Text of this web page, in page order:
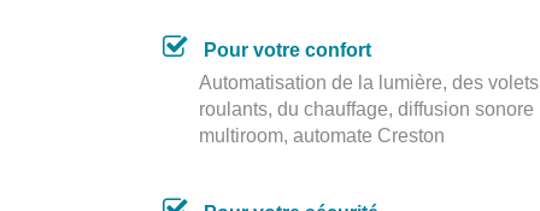
Pour votre confort
Automatisation de la lumière, des volets
roulants, du chauffage, diffusion sonore
multiroom, automate Creston